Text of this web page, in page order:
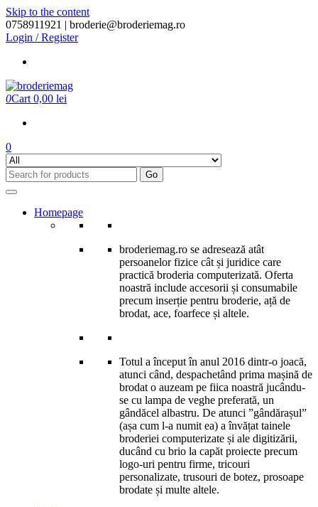
Skip to the content
0758911921 | broderie@broderiemag.ro
Login / Register
0Cart 0,00 lei
0
Go
Homepage
broderiemag.ro se adresează atât
persoanelor fizice cât și juridice care
practică broderia computerizată. Oferta
noastră include accesorii și consumabile
precum inserție pentru broderie, ață de
brodat, ace, foarfece și altele.
Totul a început în anul 2016 dintr-o joacă,
atunci când, despachetând prima mașină de
brodat o auzeam pe fiica noastră jucându-
se cu lampa de veghe preferată, un
gândăcel albastru. De atunci ”gândărașul”
(așa cum l-a numit ea) a învățat tainele
broderiei computerizate și ale digitizării,
ducând cu brio la capăt proiecte precum
logo-uri pentru firme, tricouri
personalizate, trusouri de botez, prosoape
brodate și multe altele.